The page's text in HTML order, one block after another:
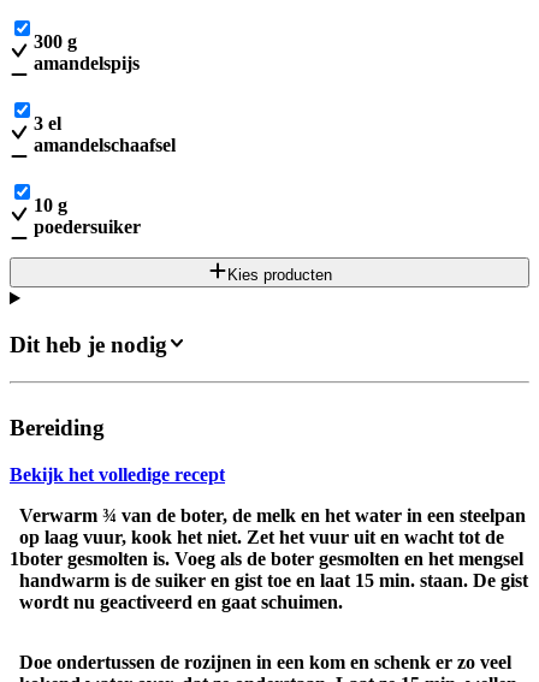
300 g
amandelspijs
3 el
amandelschaafsel
10 g
poedersuiker
Kies producten
Dit heb je nodig
Bereiding
Bekijk het volledige recept
1
Verwarm ¾ van de boter, de melk en het water in een steelpan
op laag vuur, kook het niet. Zet het vuur uit en wacht tot de
boter gesmolten is. Voeg als de boter gesmolten en het mengsel
handwarm is de suiker en gist toe en laat 15 min. staan. De gist
wordt nu geactiveerd en gaat schuimen.
Doe ondertussen de rozijnen in een kom en schenk er zo veel